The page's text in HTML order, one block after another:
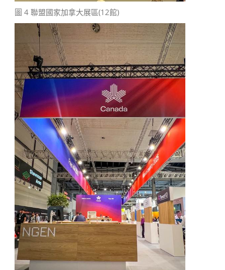
圖 4 聯盟國家加拿大展區(12館)